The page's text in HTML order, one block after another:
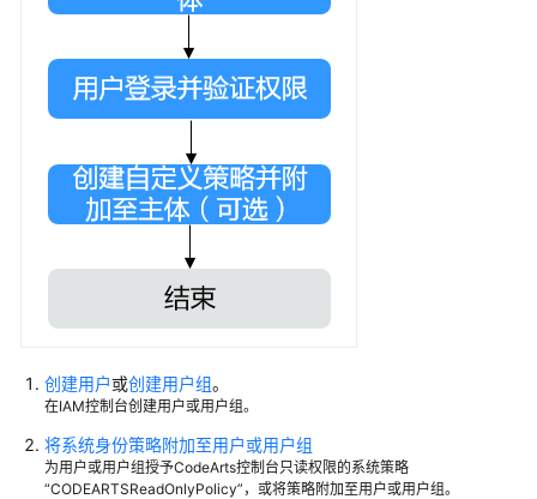
限
管
明
通
IAM
用
CodeArts
制
台
创建用户或创建用户组。
在IAM控制台创建用户或用户组。
将系统身份策略附加至用户或用户组
为用户或用户组授予CodeArts控制台只读权限的系统策略
“CODEARTSReadOnlyPolicy”，或将策略附加至用户或用户组。